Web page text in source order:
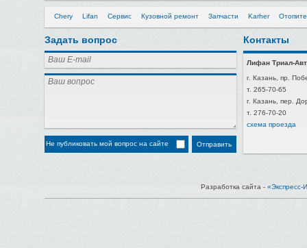
Chery Lifan Сервис Кузовной ремонт Запчасти Karher
Задать вопрос
Не публиковать мой вопрос на сайте
Контакты
Лифан Триал-
г. Казань, пр.
т. 265-70-65
г. Казань, пер.
т. 276-70-20
схема проезда
Разработка сайта - «Экспресс-